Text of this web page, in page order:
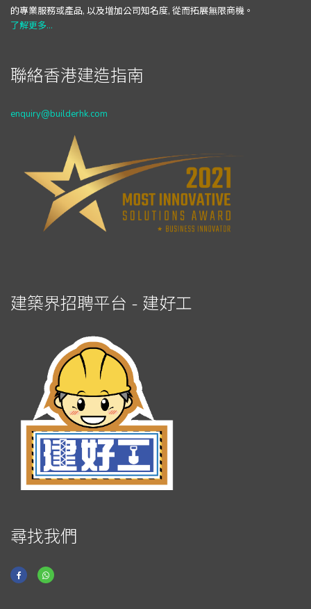
的專業服務或產品, 以及增加公司知名度, 從而拓展無限商機。
了解更多...
聯絡香港建造指南
enquiry@builderhk.com
建築界招聘平台 - 建好工
尋找我們